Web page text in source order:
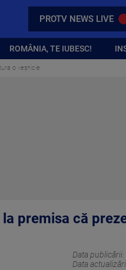
PROTV NEWS LIVE
ROMÂNIA, TE IUBESC!
o veşnicie
premisa că
Data publicării:
Data